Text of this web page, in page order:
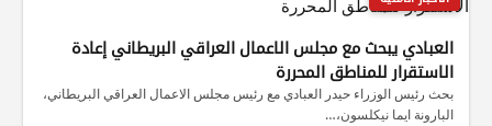
العبادي يبحث مع مجلس الاعمال العراقي البريطاني إعادة
الاستقرار للمناطق المحررة
بحث رئيس الوزراء حيدر العبادي مع رئيس مجلس الاعمال العراقي البريطاني،
البارونة ايما نيكلسون،…